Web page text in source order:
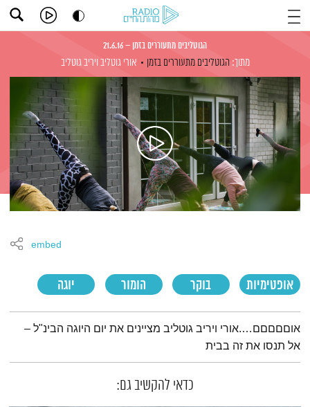
הגוטליבים מתעוררים בזמן – 21.6.16
מתוך: הגוטליבים מתעוררים בזמן אורי גוטליב ויריב גוטליב
אופטימיות בוקר הומור יוגה
embed
תמצית הפודקאסט
אוםםםםם….אורי ויריב גוטליב מציינים את יום היוגה הבינ"ל –
אל תנסו את זה בבית
כדאי להקשיב גם: